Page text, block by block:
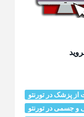
پزشک در تورنتو
جسمی در تورنتو